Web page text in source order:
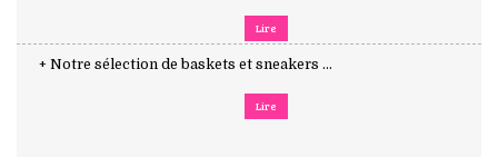
Lire
+ Notre sélection de baskets et sneakers ...
Lire